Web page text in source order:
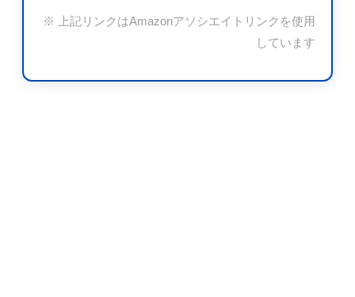
※ 上記リンクはAmazonアソシエイトリンクを使用
しています